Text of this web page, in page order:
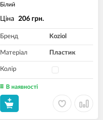
Білий
Ціна 206 грн.
Бренд Koziol
Матеріал Пластик
Колір
В наявності